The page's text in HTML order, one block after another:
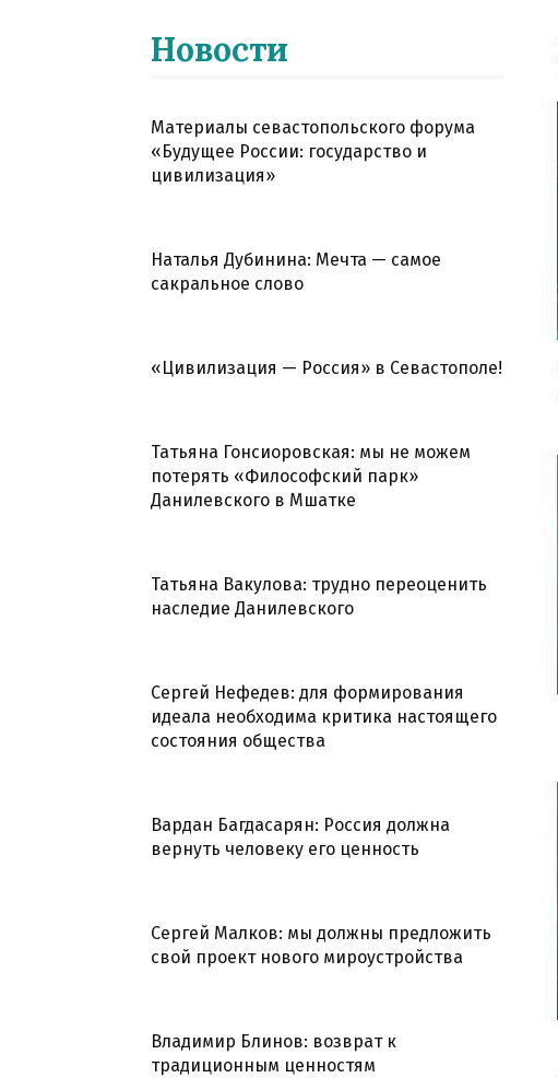
Новости
Материалы севастопольского форума
«Будущее России: государство и
цивилизация»
Наталья Дубинина: Мечта — самое
сакральное слово
«Цивилизация — Россия» в Севастополе!
Татьяна Гонсиоровская: мы не можем
потерять «Философский парк»
Данилевского в Мшатке
Татьяна Вакулова: трудно переоценить
наследие Данилевского
Сергей Нефедев: для формирования
идеала необходима критика настоящего
состояния общества
Вардан Багдасарян: Россия должна
вернуть человеку его ценность
Сергей Малков: мы должны предложить
свой проект нового мироустройства
Владимир Блинов: возврат к
традиционным ценностям